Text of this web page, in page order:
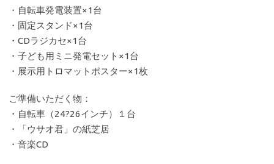
・自転車発電装置×1台
・固定スタンド×1台
・CDラジカセ×1台
・子ども用ミニ発電セット×1台
・展示用トロマットポスター×1枚
ご準備いただく物：
・自転車（24?26インチ）１台
・「ウサオ君」の紙芝居
・音楽CD